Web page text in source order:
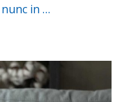
in …